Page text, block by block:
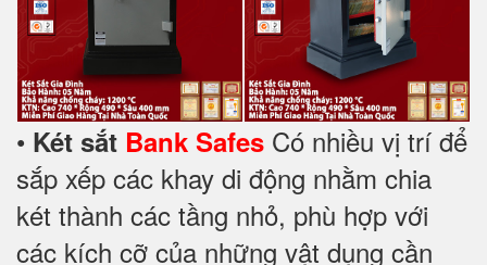
• Két sắt Bank Safes Có nhiều vị trí để
sắp xếp các khay di động nhằm chia
két thành các tầng nhỏ, phù hợp với
các kích cỡ của những vật dụng cần